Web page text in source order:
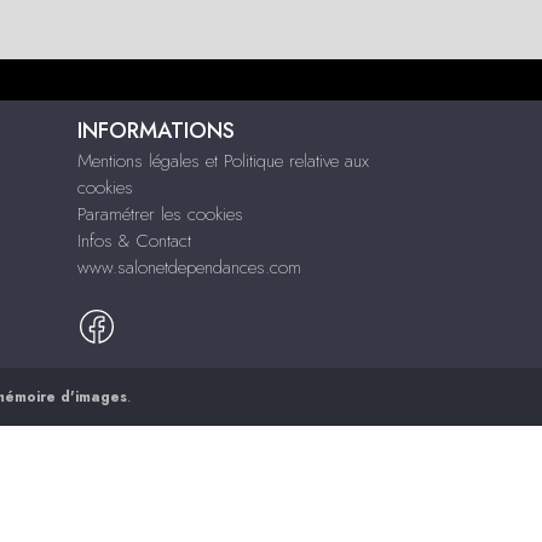
INFORMATIONS
Mentions légales et Politique relative aux
cookies
Paramétrer les cookies
Infos & Contact
www.salonetdependances.com
d'images.